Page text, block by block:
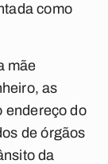
como
mãe
as
endereço do
de órgãos
da